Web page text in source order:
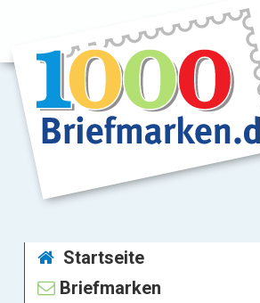
Startseite
Briefmarken